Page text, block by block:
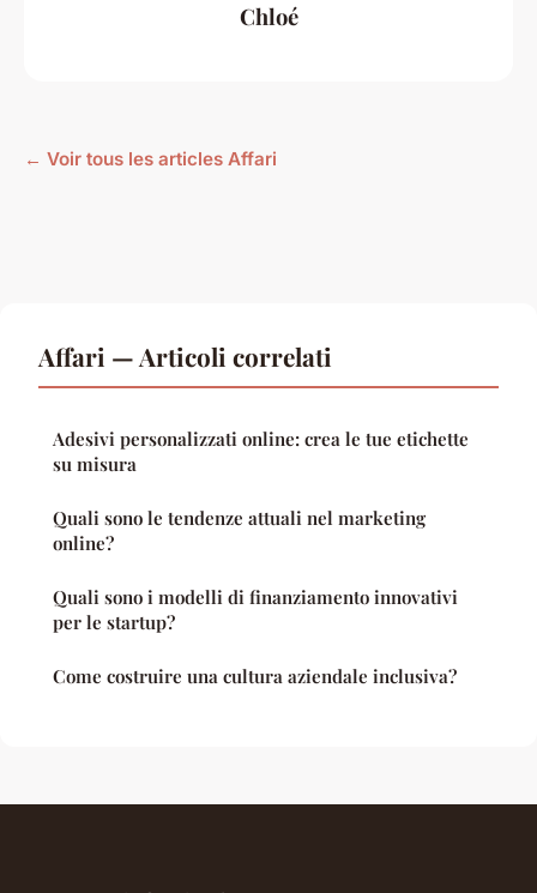
Chloé
← Voir tous les articles Affari
Affari — Articoli correlati
Adesivi personalizzati online: crea le tue etichette
su misura
Quali sono le tendenze attuali nel marketing
online?
Quali sono i modelli di finanziamento innovativi
per le startup?
Come costruire una cultura aziendale inclusiva?